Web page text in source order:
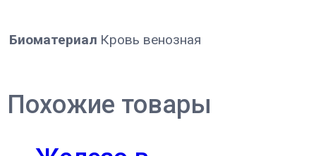
Биоматериал Кровь венозная
Похожие товары